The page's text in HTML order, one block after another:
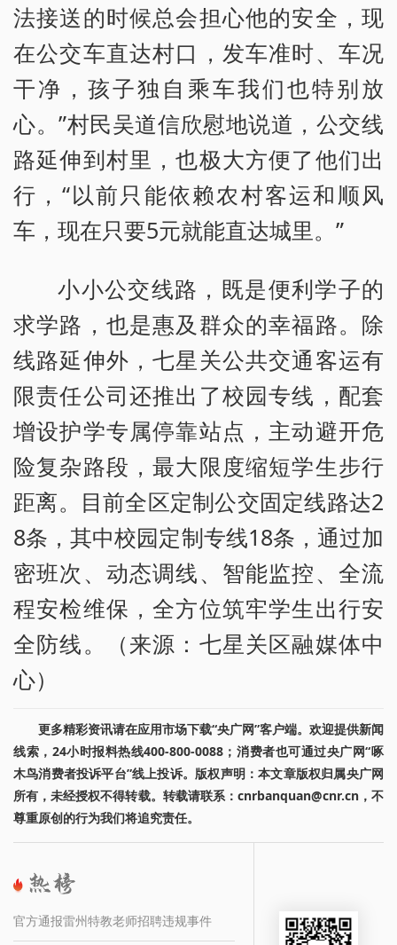
法接送的时候总会担心他的安全，现
在公交车直达村口，发车准时、车况
干净，孩子独自乘车我们也特别放
心。”村民吴道信欣慰地说道，公交线
路延伸到村里，也极大方便了他们出
行，“以前只能依赖农村客运和顺风
车，现在只要5元就能直达城里。”
小小公交线路，既是便利学子的
求学路，也是惠及群众的幸福路。除
线路延伸外，七星关公共交通客运有
限责任公司还推出了校园专线，配套
增设护学专属停靠站点，主动避开危
险复杂路段，最大限度缩短学生步行
距离。目前全区定制公交固定线路达2
8条，其中校园定制专线18条，通过加
密班次、动态调线、智能监控、全流
程安检维保，全方位筑牢学生出行安
全防线。（来源：七星关区融媒体中
心）
更多精彩资讯请在应用市场下载“央广网”客户端。欢迎提供新闻
线索，24小时报料热线400-800-0088；消费者也可通过央广网“啄
木鸟消费者投诉平台”线上投诉。版权声明：本文章版权归属央广网
所有，未经授权不得转载。转载请联系：cnrbanquan@cnr.cn，不
尊重原创的行为我们将追究责任。
官方通报雷州特教老师招聘违规事件